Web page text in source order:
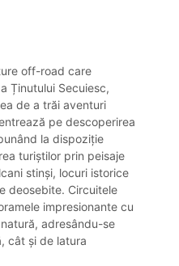
off-road care
Ținutului Secuiesc,
de a trăi aventuri
pe descoperirea
la dispoziție
turiștilor prin peisaje
stinși, locuri istorice
deosebite. Circuitele
impresionante cu
adresându-se
cât și de latura